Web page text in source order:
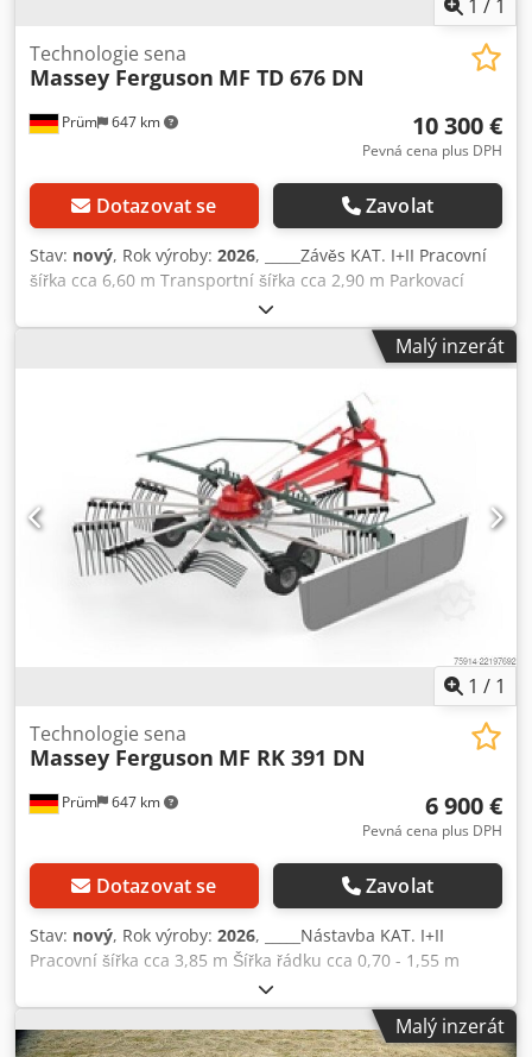
1 / 1
Prüm 647 km
Technologie sena
Massey Ferguson MF TD 676 DN
10 300 €
Pevná cena plus DPH
Dotazovat se Zavolat
Stav: nový, Rok výroby: 2026, _____Závěs KAT. I+II Pracovní
šířka cca 6,60 m Transportní šířka cca 2,90 m Parkovací
výška cca 3,30 m Počet rotorů 6 Počet ramen na rotor 6
Zabezpečení proti ztrátě prstů standard Pneumatiky
16/6.50-8 Potřebný výkon cca kW/HP 30/41 Požadované
ot/min 540 Kardan s ochranou proti přetížení (hvězdicová
ráčna) Profil kardanu 1 3/8" 6 drážek Výstražné tabulky
standard Osvětlení volitelné příslušenství Csdpozgqq Dsfx
Ap Iorf Hmotnost cca 822 kg Speciální výbava – LED
osvětlení Interní číslo 14392 Čistá cena: 10.300,00 EUR
Cena s DPH: 12.257,00 EUR, Sklad: neuvedeno
Malý inzerát
1 / 1
Prüm 647 km
Technologie sena
Massey Ferguson MF RK 391 DN
6 900 €
Pevná cena plus DPH
Dotazovat se Zavolat
Stav: nový, Rok výroby: 2026, _____Nástavba KAT. I+II
Pracovní šířka cca 3,85 m Šířka řádku cca 0,70 - 1,55 m
Transportní šířka cca (při sejmutých nosičích prstů) 1,68 m
Transportní délka cca 2,34 m Průměr rotoru 2,96 m Počet
ramen na rotor 10 Počet dvojitých prstů na rameno 4 Obutí
Malý inzerát